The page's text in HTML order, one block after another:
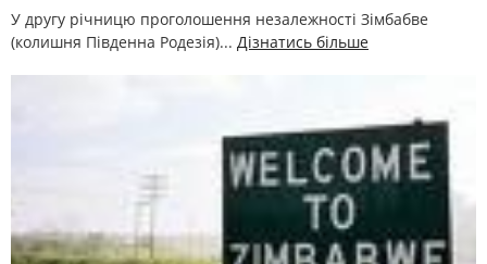
У другу річницю проголошення незалежності Зімбабве
(колишня Південна Родезія)... Дізнатись більше